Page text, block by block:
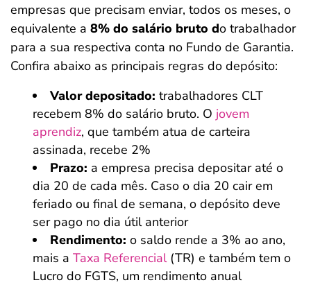
empresas que precisam enviar, todos os meses, o
equivalente a 8% do salário bruto do trabalhador
para a sua respectiva conta no Fundo de Garantia.
Confira abaixo as principais regras do depósito:
Valor depositado: trabalhadores CLT
recebem 8% do salário bruto. O jovem
aprendiz, que também atua de carteira
assinada, recebe 2%
Prazo: a empresa precisa depositar até o
dia 20 de cada mês. Caso o dia 20 cair em
feriado ou final de semana, o depósito deve
ser pago no dia útil anterior
Rendimento: o saldo rende a 3% ao ano,
mais a Taxa Referencial(TR) e também tem o
Lucro do FGTS, um rendimento anual